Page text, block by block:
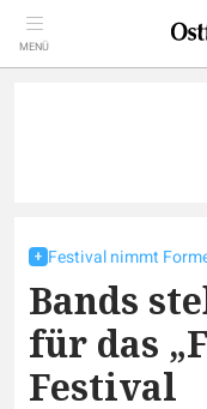
MENÜ
Festival nimmt
Bands
für das
Festival